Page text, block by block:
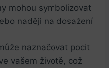
mohou symbolizovat
naději na dosažení
naznačovat pocit
vašem životě, což